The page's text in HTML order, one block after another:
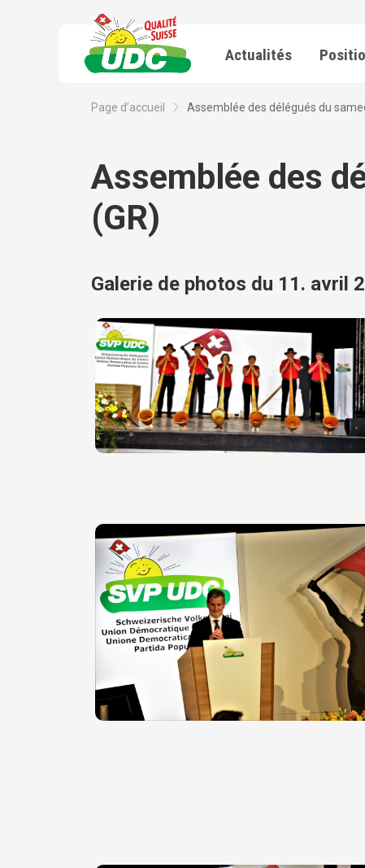
Actualités
Page d’accueil Assemblée des délégués du
Assemblée des
(GR)
Galerie de photos du 11. avril